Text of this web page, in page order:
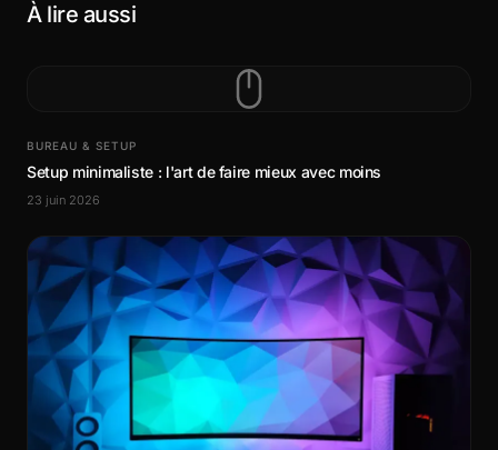
À lire aussi
BUREAU & SETUP
Setup minimaliste : l'art de faire mieux avec moins
23 juin 2026